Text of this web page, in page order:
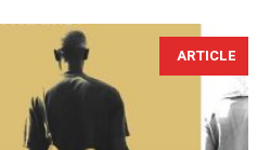
ARTICLE